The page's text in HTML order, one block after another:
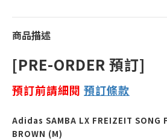
商品描述
[PRE-ORDER 預訂]
預訂前請細閱 預訂條款
Adidas SAMBA LX FREIZEIT SONG
BROWN (M)